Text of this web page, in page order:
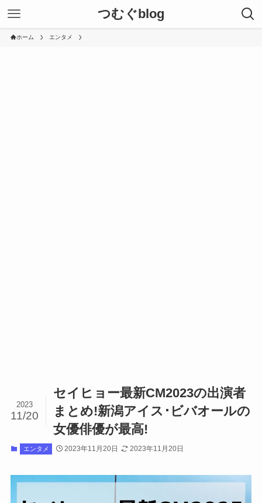
つむぐblog
ホーム エンタメ
セイヒョー最新CM2023の出演者
まとめ!新潟アイス･ビバオールの
女優俳優が最高!
2023
11/20
エンタメ 2023年11月20日 2023年11月20日